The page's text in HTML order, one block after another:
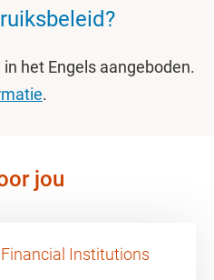
het Engels aangeboden.
.
jou
Institutions